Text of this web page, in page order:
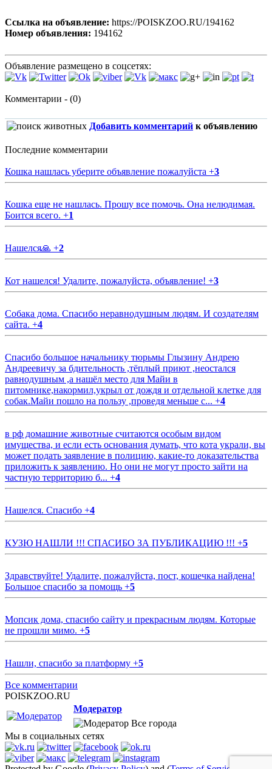
Ссылка на объявление: https://POISKZOO.RU/194162
Номер объявления: 194162
Объявление размещено в соцсетях:
Комментарии - (0)
Добавить комментарий к объявлению
Последние комментарии
Кошка нашлась уберите объявление пожалуйста +3
Кошка еще не нашлась. Прошу все помочь. Она нелюдимая.
Боится всего. +1
Нашелся🙏 +2
Кот нашелся! Удалите, пожалуйста, объявление! +3
Собака дома. Спасибо неравнодушным людям. И создателям
сайта. +4
Спасибо большое начальнику тюрьмы Глызину Андрею
Андреевичу за бдительность ,тёплый приют ,неостался
равнодушным ,а нашёл место для Майи в
питомнике,накормил,укрыл от дождя и отдельной клетке для
собак.Майи пошло на пользу ,проведя меньше с... +4
в рф домашние животные считаются особым видом
имущества, и если есть основания думать, что кота украли, вы
может подать заявление в полицию, какие-то доказательства
приложить к заявлению. Но они не могут просто зайти на
частную территорию б... +4
Нашелся. Спасибо +4
КУЗЮ НАШЛИ !!! СПАСИБО ЗА ПУБЛИКАЦИЮ !!! +5
Здравствуйте! Удалите, пожалуйста, пост, кошечка найдена!
Большое спасибо за помощь +5
Мопсик дома, спасибо сайту и прекрасным людям. Которые
не прошли мимо. +5
Нашли, спасибо за платформу +5
Все комментарии
POISKZOO.RU
Модератор
Все города
Мы в социальных сетях